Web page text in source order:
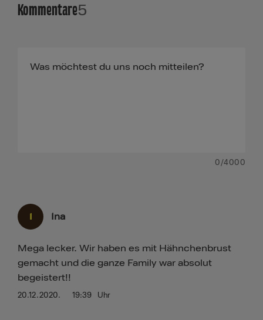
Kommentare5
0 /4000
I Ina
20.12.2020. 19:39 Uhr
Mega lecker. Wir haben es mit Hähnchenbrust
gemacht und die ganze Family war absolut
begeistert!!